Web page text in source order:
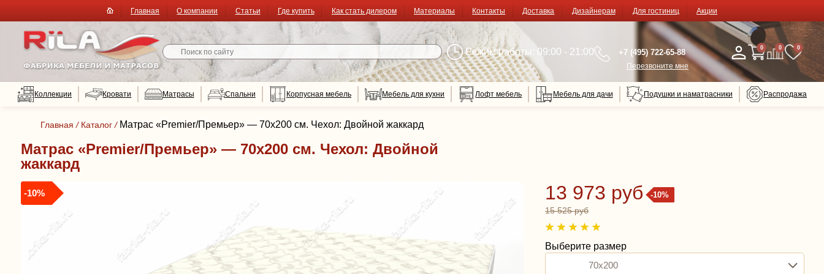
Главная О компании Статьи Где купить Как стать дилером Материалы Контакты Доставка Дизайнерам Для гостиниц Акции
Режим работы: 09:00 - 21:00 +7 (495) 722-65-88
Перезвоните мне
0 0 0
Коллекции Кровати Матрасы Спальни Корпусная мебель Мебель для кухни Лофт мебель Мебель для дачи Подушки и наматрасники Распродажа
Главная / Каталог / Матрас «Premier/Премьер» — 70x200 см. Чехол: Двойной жаккард
Матрас «Premier/Премьер» — 70x200 см. Чехол: Двойной
жаккард
-10% -10%
13 973 руб
15 525 руб
Выберите размер
70x200